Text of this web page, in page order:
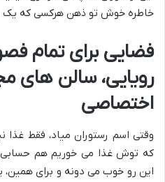
خاطره خوش تو ذهن هرکسی که یک
فضایی برای تمام
رویایی، سالن های
اختصاصی
وقتی اسم رستوران میاد، فقط
که توش غذا می خوریم هم حسابی
این رو خوب می دونه و برای